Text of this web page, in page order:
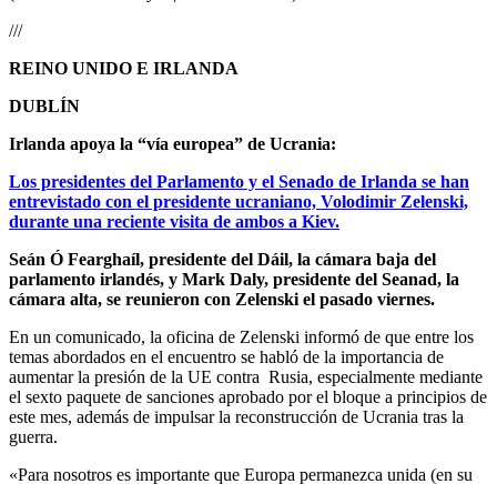
///
REINO UNIDO E IRLANDA
DUBLÍN
Irlanda apoya la “vía europea” de Ucrania:
Los presidentes del Parlamento y el Senado de Irlanda se han
entrevistado con el presidente ucraniano, Volodimir Zelenski,
durante una reciente visita de ambos a Kiev.
Seán Ó Fearghaíl, presidente del Dáil, la cámara baja del
parlamento irlandés, y Mark Daly, presidente del Seanad, la
cámara alta, se reunieron con Zelenski el pasado viernes.
En un comunicado, la oficina de Zelenski informó de que entre los
temas abordados en el encuentro se habló de la importancia de
aumentar la presión de la UE contra Rusia, especialmente mediante
el sexto paquete de sanciones aprobado por el bloque a principios de
este mes, además de impulsar la reconstrucción de Ucrania tras la
guerra.
«Para nosotros es importante que Europa permanezca unida (en su